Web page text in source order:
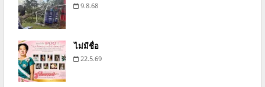
9.8.68
ไม่มีชื่อ
22.5.69